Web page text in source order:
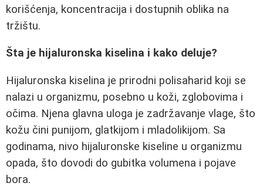
korišćenja, koncentracija i dostupnih oblika na
tržištu.
Šta je hijaluronska kiselina i kako deluje?
Hijaluronska kiselina je prirodni polisaharid koji se
nalazi u organizmu, posebno u koži, zglobovima i
očima. Njena glavna uloga je zadržavanje vlage, što
kožu čini punijom, glatkijom i mladolikijom. Sa
godinama, nivo hijaluronske kiseline u organizmu
opada, što dovodi do gubitka volumena i pojave
bora.